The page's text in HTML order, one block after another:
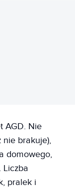
AGD. Nie
brakuje),
domowego,
Liczba
pralek i